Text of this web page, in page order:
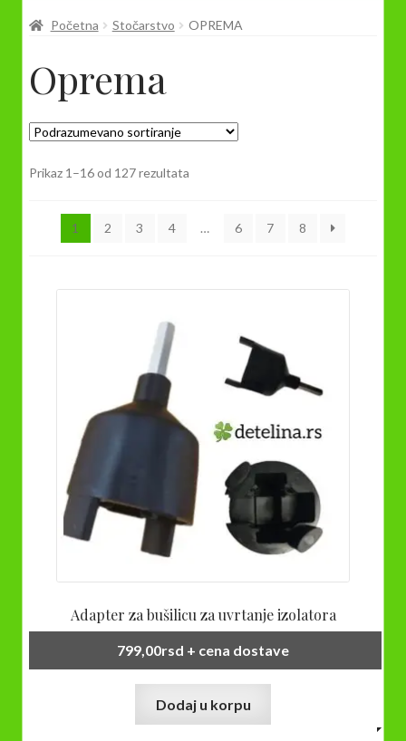
Prodavnica
Početna Stočarstvo OPREMA
Oprema
Prikaz 1–16 od 127 rezultata
1 2 3 4 … 6 7 8
Adapter za bušilicu za uvrtanje izolatora
799,00rsd + cena dostave
Dodaj u korpu